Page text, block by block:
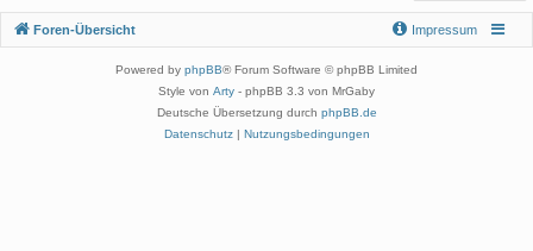
Foren-Übersicht Impressum
Powered by phpBB® Forum Software © phpBB Limited
Style von Arty - phpBB 3.3 von MrGaby
Deutsche Übersetzung durch phpBB.de
Datenschutz| Nutzungsbedingungen